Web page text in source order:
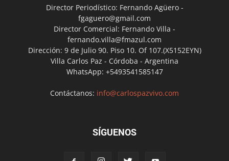
Director Periodístico: Fernando Agüero -
fgaguero@gmail.com
Director Comercial: Fernando Villa -
fernando.villa@fmazul.com
Dirección: 9 de Julio 90. Piso 10. Of 107.(X5152EYN)
Villa Carlos Paz - Córdoba - Argentina
WhatsApp: +5493541585147
Contáctanos: info@carlospazvivo.com
SÍGUENOS